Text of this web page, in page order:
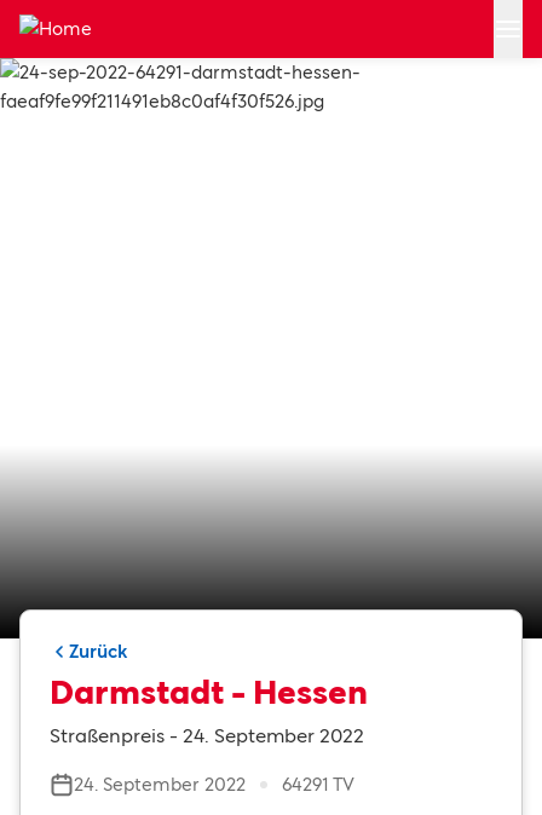
Zum Hauptinhalt springen
Zurück
Darmstadt - Hessen
Straßenpreis - 24. September 2022
24. September 2022 64291 TV